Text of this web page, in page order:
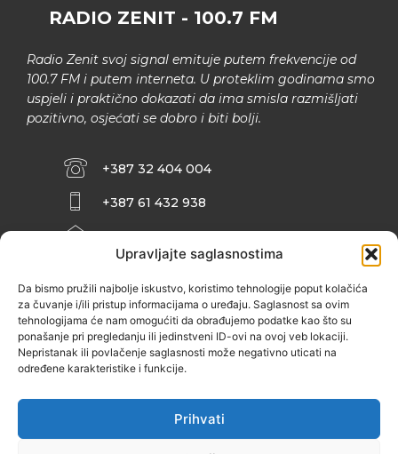
Upravljajte saglasnostima
Da bismo pružili najbolje iskustvo, koristimo tehnologije poput kolačića
za čuvanje i/ili pristup informacijama o uređaju. Saglasnost sa ovim
tehnologijama će nam omogućiti da obrađujemo podatke kao što su
ponašanje pri pregledanju ili jedinstveni ID-ovi na ovoj veb lokaciji.
Nepristanak ili povlačenje saglasnosti može negativno uticati na
određene karakteristike i funkcije.
Prihvati
RADIO ZENIT - 100.7 FM
Radio Zenit svoj signal emituje putem frekvencije od
100.7 FM i putem interneta. U proteklim godinama smo
uspjeli i praktično dokazati da ima smisla razmišljati
pozitivno, osjećati se dobro i biti bolji.
+387 32 404 004
+387 61 432 938
INFO@ZENIT.BA
ZENIČANKA, 3. SPRAT), 72000 ZENICA